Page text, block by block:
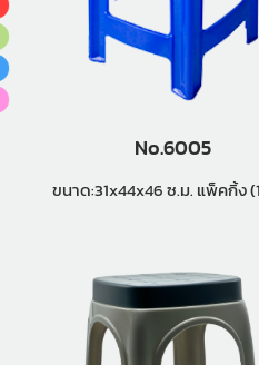
No.6005
ขนาด:31x44x46 ซ.ม.